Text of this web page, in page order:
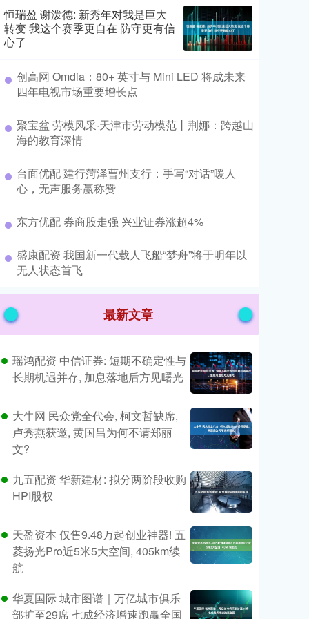
恒瑞盈 谢泼德: 新秀年对我是巨大
转变 我这个赛季更自在 防守更有信
心了
​创高网 Omdia：80+ 英寸与 Mini LED 将成未来
四年电视市场重要增长点
​聚宝盆 劳模风采·天津市劳动模范丨荆娜：跨越山
海的教育深情
​台面优配 建行菏泽曹州支行：手写“对话”暖人
心，无声服务赢称赞
​东方优配 券商股走强 兴业证券涨超4%
​盛康配资 我国新一代载人飞船“梦舟”将于明年以
无人状态首飞
最新文章
瑶鸿配资 中信证券: 短期不确定性与
长期机遇并存, 加息落地后方见曙光
大牛网 民众党全代会, 柯文哲缺席,
卢秀燕获邀, 黄国昌为何不请郑丽
文?
九五配资 华新建材: 拟分两阶段收购
HPI股权
天盈资本 仅售9.48万起创业神器! 五
菱扬光Pro近5米5大空间, 405km续
航
华夏国际 城市图谱｜万亿城市俱乐
部扩至29席 七成经济增速跑赢全国